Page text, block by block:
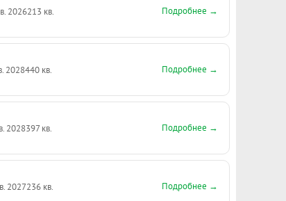
2026213 кв. Подробнее →
2028440 кв. Подробнее →
2028397 кв. Подробнее →
2027236 кв. Подробнее →